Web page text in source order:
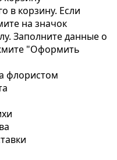
в корзину. Если
на значок
Заполните данные о
"Оформить
флористом